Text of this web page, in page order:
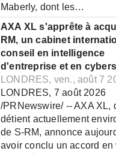
Maberly, dont les…
AXA XL s'apprête à
RM, un cabinet
conseil en intelligence
d'entreprise et en
LONDRES, ven., août 7
LONDRES, 7 août 2026
/PRNewswire/ -- AXA XL,
détient actuellement
de S-RM, annonce
avoir conclu un accord en